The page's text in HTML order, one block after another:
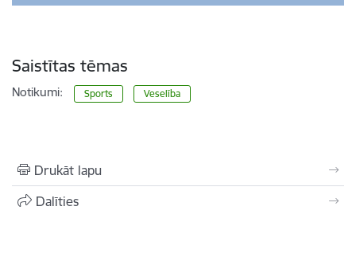
Saistītas tēmas
Notikumi: Sports Veselība
Drukāt lapu
Dalīties